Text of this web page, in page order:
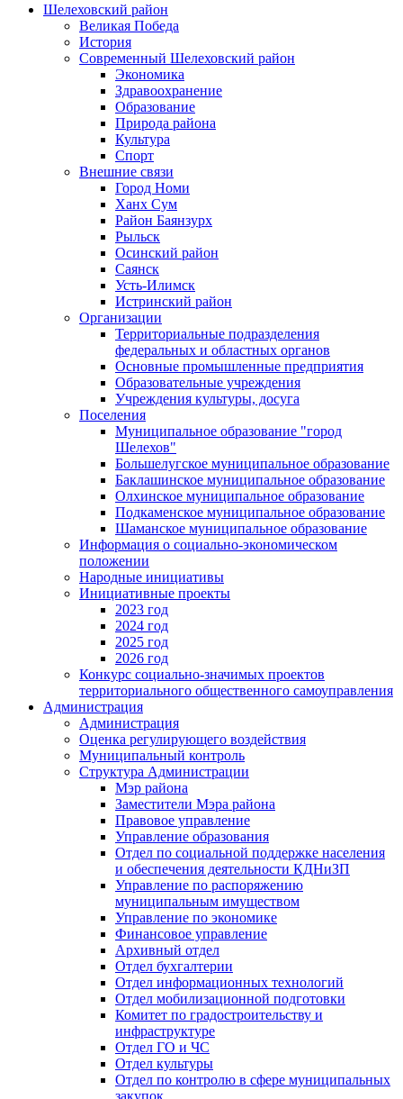
Шелеховский район
Великая Победа
История
Современный Шелеховский район
Экономика
Здравоохранение
Образование
Природа района
Культура
Спорт
Внешние связи
Город Номи
Ханх Сум
Район Баянзурх
Рыльск
Осинский район
Саянск
Усть-Илимск
Истринский район
Организации
Территориальные подразделения
федеральных и областных органов
Основные промышленные предприятия
Образовательные учреждения
Учреждения культуры, досуга
Поселения
Муниципальное образование "город
Шелехов"
Большелугское муниципальное образование
Баклашинское муниципальное образование
Олхинское муниципальное образование
Подкаменское муниципальное образование
Шаманское муниципальное образование
Информация о социально-экономическом
положении
Народные инициативы
Инициативные проекты
2023 год
2024 год
2025 год
2026 год
Конкурс социально-значимых проектов
территориального общественного самоуправления
Администрация
Администрация
Оценка регулирующего воздействия
Муниципальный контроль
Структура Администрации
Мэр района
Заместители Мэра района
Правовое управление
Управление образования
Отдел по социальной поддержке населения
и обеспечения деятельности КДНиЗП
Управление по распоряжению
муниципальным имуществом
Управление по экономике
Финансовое управление
Архивный отдел
Отдел бухгалтерии
Отдел информационных технологий
Отдел мобилизационной подготовки
Комитет по градостроительству и
инфраструктуре
Отдел ГО и ЧС
Отдел культуры
Отдел по контролю в сфере муниципальных
закупок